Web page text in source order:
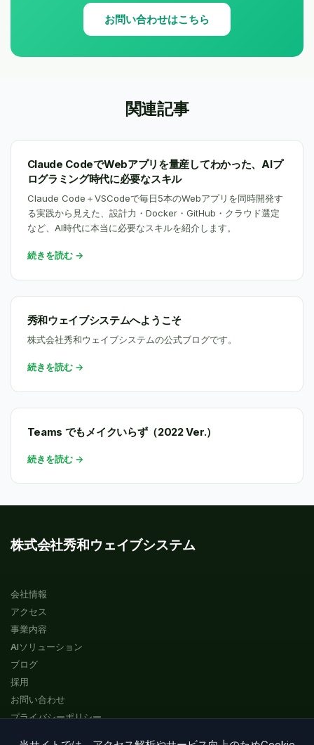
お問い合わせはこちら
関連記事
Claude CodeでWebアプリを量産してわかった、AIプ
ログラミング時代に必要なスキル
Claude Code＋VSCodeで毎日5本のWebアプリを同時開発す
る実践から見えた、設計力・Docker・GitHub・クラウド選定
など、AI時代に本当に必要なスキルを紹介します。
続きを読む →
秀和ウェイブシステムへようこそ
株式会社秀和ウェイブシステムの公式ブログです。
続きを読む →
Teams でもメイクいらず（2022 Ver.）
続きを読む →
株式会社秀和ウェイブシステム
会社情報
アクセス
事業内容
AIソリューション
ブログ
採用
お問い合わせ
プライバシーポリシー